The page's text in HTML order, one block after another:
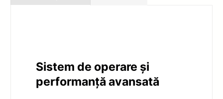
Sistem de operare și
performanță avansată